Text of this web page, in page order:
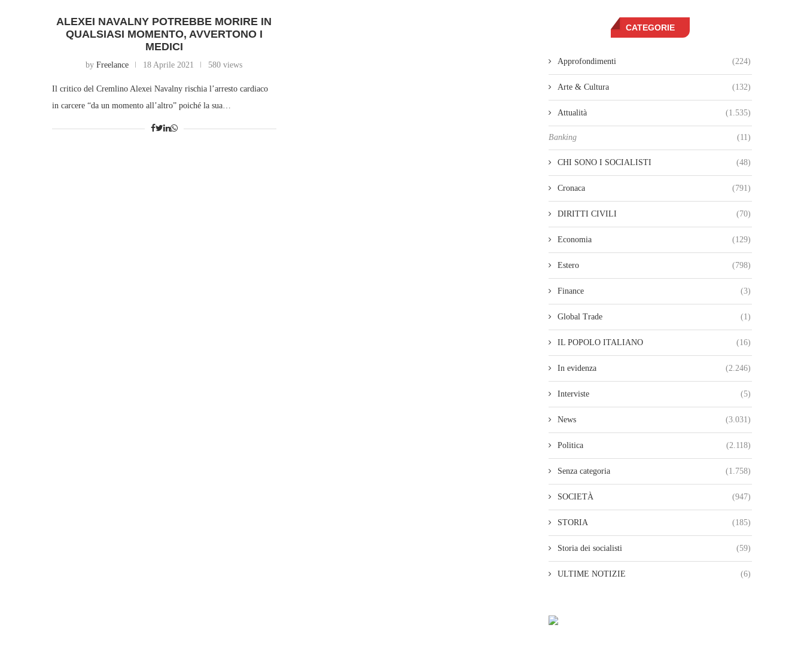
ALEXEI NAVALNY POTREBBE MORIRE IN
QUALSIASI MOMENTO, AVVERTONO I
MEDICI
byFreelance 18 Aprile 2021 580 views
Il critico del Cremlino Alexei Navalny rischia l’arresto cardiaco
in carcere “da un momento all’altro” poiché la sua…
CATEGORIE
Approfondimenti (224)
Arte & Cultura (132)
Attualità (1.535)
Banking (11)
CHI SONO I SOCIALISTI (48)
Cronaca (791)
DIRITTI CIVILI (70)
Economia (129)
Estero (798)
Finance (3)
Global Trade (1)
IL POPOLO ITALIANO (16)
In evidenza (2.246)
Interviste (5)
News (3.031)
Politica (2.118)
Senza categoria (1.758)
SOCIETÀ (947)
STORIA (185)
Storia dei socialisti (59)
ULTIME NOTIZIE (6)